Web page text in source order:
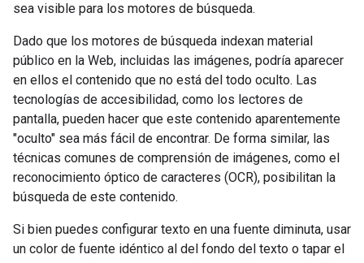
sea visible para los motores de búsqueda.
Dado que los motores de búsqueda indexan material
público en la Web, incluidas las imágenes, podría aparecer
en ellos el contenido que no está del todo oculto. Las
tecnologías de accesibilidad, como los lectores de
pantalla, pueden hacer que este contenido aparentemente
"oculto" sea más fácil de encontrar. De forma similar, las
técnicas comunes de comprensión de imágenes, como el
reconocimiento óptico de caracteres (OCR), posibilitan la
búsqueda de este contenido.
Si bien puedes configurar texto en una fuente diminuta, usar
un color de fuente idéntico al del fondo del texto o tapar el